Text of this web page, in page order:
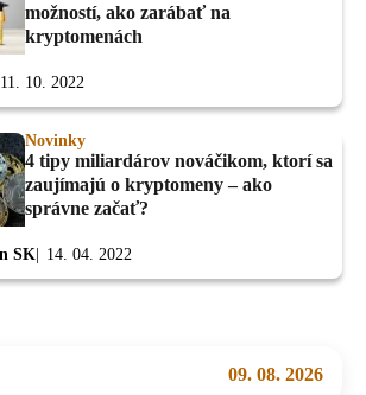
možností, ako zarábať na
kryptomenách
11. 10. 2022
Novinky
4 tipy miliardárov nováčikom, ktorí sa
zaujímajú o kryptomeny – ako
správne začať?
SK 14. 04. 2022
09. 08. 2026